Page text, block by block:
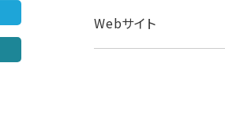
Webサイト